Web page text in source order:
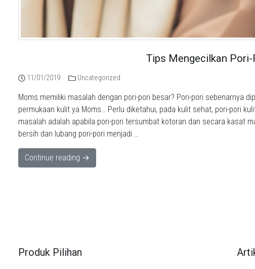
Tips Mengecilkan Pori-
11/01/2019 Uncategorized
Moms memiliki masalah dengan pori-pori besar? Pori-pori sebenarnya
permukaan kulit ya Moms… Perlu diketahui, pada kulit sehat, pori-pori
masalah adalah apabila pori-pori tersumbat kotoran dan secara kasat
bersih dan lubang pori-pori menjadi …
Continue reading →
Produk Pilihan